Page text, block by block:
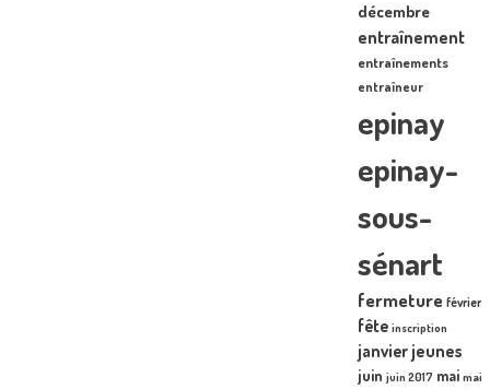
décembre
entraînement
entraînements
entraîneur
epinay
epinay-
sous-
sénart
fermeture février
fête inscription
janvier jeunes
juin juin 2017 mai mai